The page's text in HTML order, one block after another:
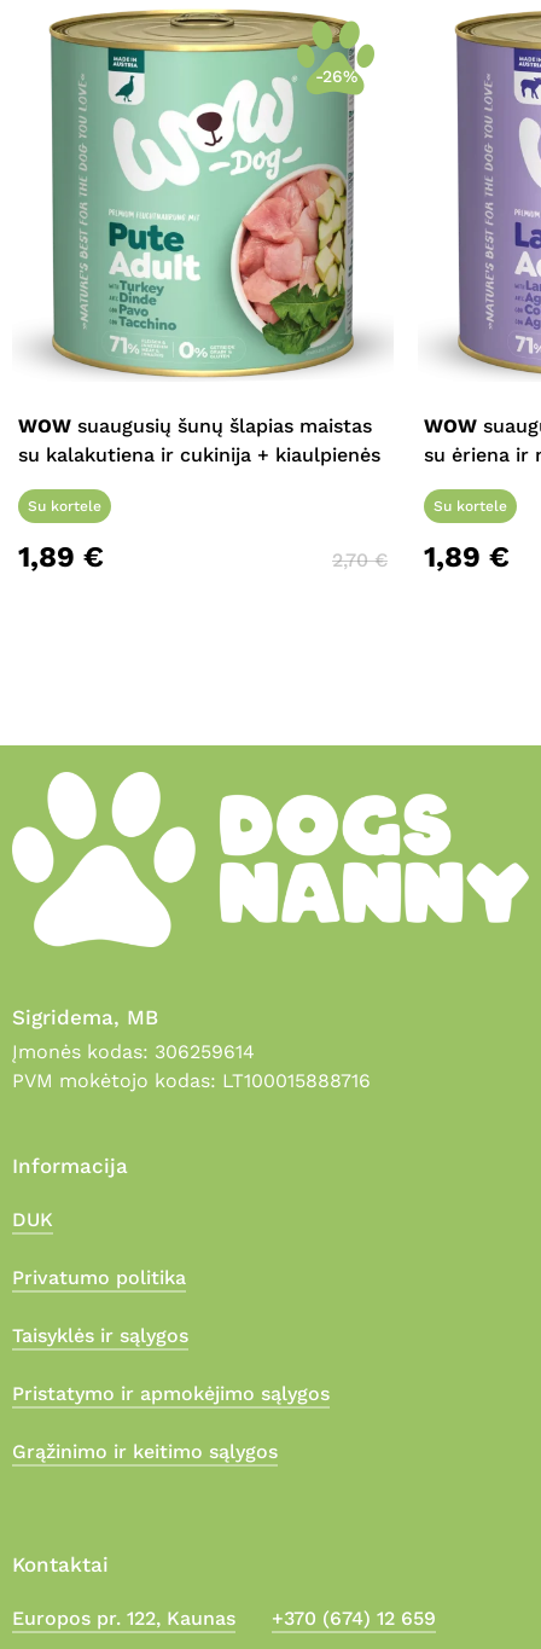
Suma:
-26%
WOW suaugusių šunų šlapias maistas
su kalakutiena ir cukinija + kiaulpienės
Su kortele
1,89 € 2,70€
WOW
su ėriena ir
Su kortele
1,89 €
Sigridema, MB
Įmonės kodas: 306259614
PVM mokėtojo kodas: LT100015888716
Informacija
DUK
Privatumo politika
Taisyklės ir sąlygos
Pristatymo ir apmokėjimo sąlygos
Grąžinimo ir keitimo sąlygos
Kontaktai
Europos pr. 122, Kaunas +370 (674) 12 659